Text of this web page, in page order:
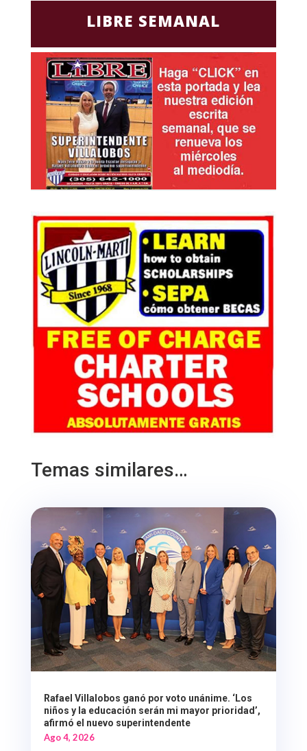
LIBRE SEMANAL
Temas similares…
Rafael Villalobos ganó por voto unánime. ‘Los
niños y la educación serán mi mayor prioridad’,
afirmó el nuevo superintendente
Ago 4, 2026